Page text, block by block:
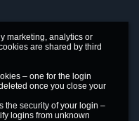
marketing, analytics or
are shared by third
– one for the login
once you close your
the security of your login –
logins from unknown